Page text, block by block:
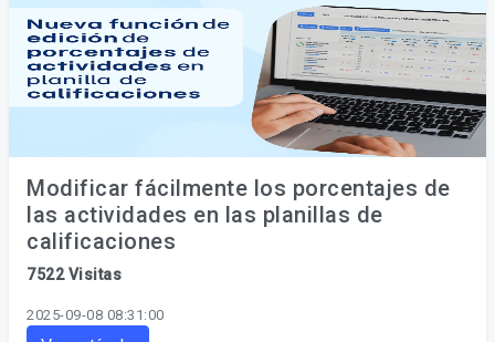
Modificar fácilmente los porcentajes de
las actividades en las planillas de
calificaciones
7522 Visitas
2025-09-08 08:31:00